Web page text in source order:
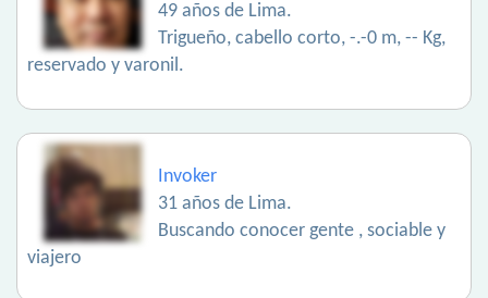
49 años de Lima.
Trigueño, cabello corto, -.-0 m, -- Kg,
reservado y varonil.
Invoker
31 años de Lima.
Buscando conocer gente , sociable y
viajero